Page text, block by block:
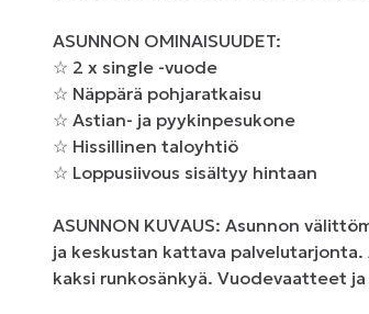
ASUNNON OMINAISUUDET:
☆ 2 x single -vuode
☆ Näppärä pohjaratkaisu
☆ Astian- ja pyykinpesukone
☆ Hissillinen taloyhtiö
☆ Loppusiivous sisältyy hintaan
ASUNNON KUVAUS: Asunnon
ja keskustan kattava
kaksi runkosänkyä. Vuodevaatteet